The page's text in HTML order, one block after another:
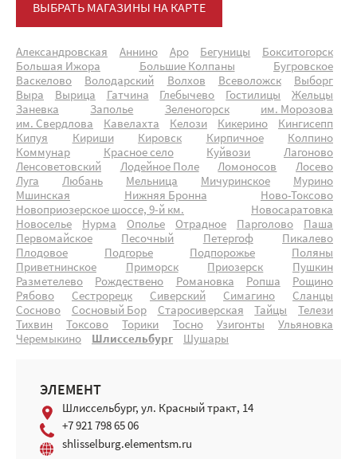
ВЫБРАТЬ МАГАЗИНЫ НА КАРТЕ
Александровская Аннино Аро Бегуницы
Бокситогорск
Большая Ижора
Большие Колпаны
Бугровское
Васкелово
Володарский Волхов Всеволожск
Выборг
Выра
Вырица Гатчина Глебычево Гостилицы
Жельцы
Заневка
Заполье Зеленогорск
им. Морозова
им. Свердлова
Кавелахта Келози Кикерино
Кингисепп
Кипуя
Кириши Кировск Кирпичное
Колпино
Коммунар
Красное село Куйвози
Лагоново
Ленсоветовский
Лодейное Поле Ломоносов
Лосево
Луга
Любань Мельница Мичуринское
Мурино
Мшинская
Нижняя Бронна
Ново-Токсово
Новоприозерское шоссе, 9-й км.
Новосаратовка
Новоселье
Нурма Ополье Отрадное Парголово
Паша
Первомайское
Песочный Петергоф
Пикалево
Плодовое
Подгорье Подпорожье
Поляны
Приветнинское
Приморск Приозерск
Пушкин
Разметелево
Рождествено Романовка Ропша
Рощино
Рябово
Сестрорецк Сиверский Симагино
Сланцы
Сосново
Сосновый Бор Старосиверская Тайцы
Телези
Тихвин
Токсово Торики Тосно Узигонты
Ульяновка
Черемыкино
Шлиссельбург Шушары
ЭЛЕМЕНТ
Шлиссельбург, ул. Красный тракт, 14
+7 921 798 65 06
shlisselburg.elementsm.ru